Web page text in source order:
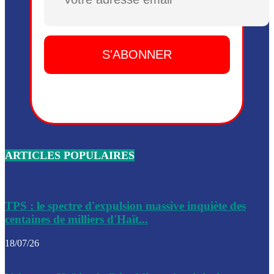
Leslie Voltaire annonce la remise du pouvoir le 7 février,
du 3 avril 2024
Nouveau Numéro d’Identification pour toute demande ou
Le consul haïtien à Santiago démissionne, dénonçant les
de Bel-Air et Bas-Delmas
ARTICLES POPULAIRES
TPS : le spectre d'expulsion massive inquiète des
centaines de milliers d'Haït...
18/07/26